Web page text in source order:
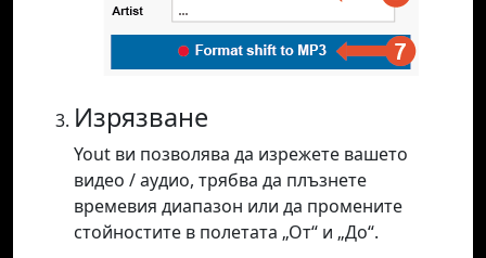
Изрязване
Yout ви позволява да изрежете вашето
видео / аудио, трябва да плъзнете
времевия диапазон или да промените
стойностите в полетата „От“ и „До“.